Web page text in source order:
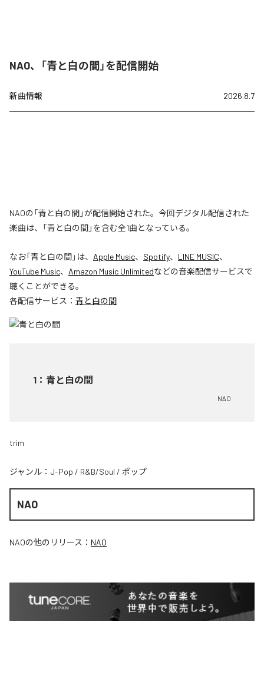
NAO、「青と白の間」を配信開始
新曲情報 2026.8.7
NAOの「青と白の間」が配信開始された。今回デジタル配信された
楽曲は、「青と白の間」を含む全1曲となっている。
なお「青と白の間」は、 Apple Music、 Spotify、 LINE MUSIC、
YouTube Music、 Amazon Music Unlimitedなどの音楽配信サービスで
聴くことができる。
各配信サービス： 青と白の間
1 ： 青と白の間
NAO
trim
ジャンル： J-Pop / R&B/Soul / ポップ
NAO
NAOの他のリリース： NAO